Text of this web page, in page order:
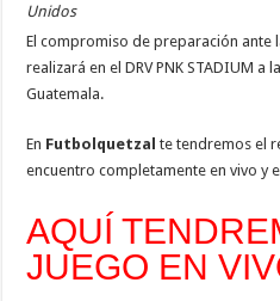
Unidos
El compromiso de preparación ante
realizará en el DRV PNK STADIUM a
Guatemala.
En Futbolquetzalte tendremos el
encuentro completamente en vivo y
AQUÍ
JUEGO EN